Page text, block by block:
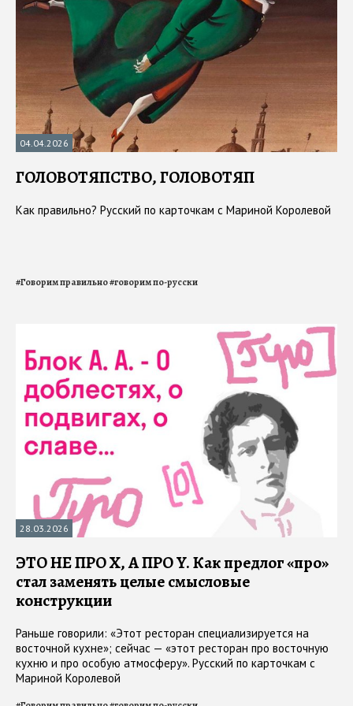
04.04.2026
ГОЛОВОТЯПСТВО, ГОЛОВОТЯП
Как правильно? Русский по карточкам с Мариной Королевой
#Говорим правильно#говорим по-русски
28.03.2026
ЭТО НЕ ПРО X, А ПРО Y. Как предлог «про»
стал заменять целые смысловые
конструкции
Раньше говорили: «Этот ресторан специализируется на
восточной кухне»; сейчас — «этот ресторан про восточную
кухню и про особую атмосферу». Русский по карточкам с
Мариной Королевой